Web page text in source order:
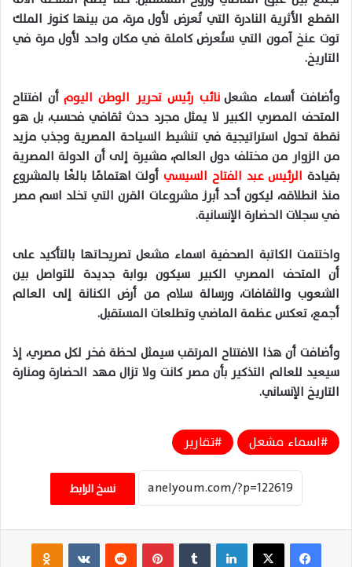
القطع الأثرية النادرة التي تُعرض لأول مرة، من بينها كنوز الملك
توت عنخ آمون التي ستُعرض كاملة في مكان واحد لأول مرة في
التاريخ.
وأضافت أسماء مشعلنائب رئيس تحرير الوطن اليوم أن افتتاح
المتحف المصري الكبير لا يمثل مجرد حدث ثقافي فحسب، بل هو
نقطة تحول استراتيجية في تنشيط السياحة المصرية وجذب مزيد
من الزوار من مختلف دول العالم، مشيرة إلى أن الدولة المصرية
بقيادة الرئيس عبد الفتاح السيسي أولت اهتمامًا بالغًا بالمشروع
منذ انطلاقه، ليكون أحد أبرز مشروعات القرن التي تخلد اسم مصر
في سجلات الحضارة الإنسانية.
واختتمت الكاتبة الصحفية اسماء مشعل تصريحاتها بالتأكيد على
أن المتحف المصري الكبير سيكون بوابة جديدة للتواصل بين
الشعوب والثقافات، ورسالة سلام من أرض الكنانة إلى العالم
أجمع، تعكس عظمة الماضي وتطلعات المستقبل.
وأضافت أن هذا الافتتاح المرتقب سيمثل لحظة فخر لكل مصري، إذ
سيعيد للعالم التذكير بأن مصر كانت ولا تزال مهد الحضارة ومنارة
التاريخ الإنساني.
اسماء مشعل تقارير
نسخ الرابط
فيسبوك ‫X لينكدإن بينتيريست ‏VKontakte